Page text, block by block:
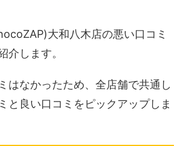
大和八木店の悪い口コミ
介します。
はなかったため、全店舗で共通し
と良い口コミをピックアップしま